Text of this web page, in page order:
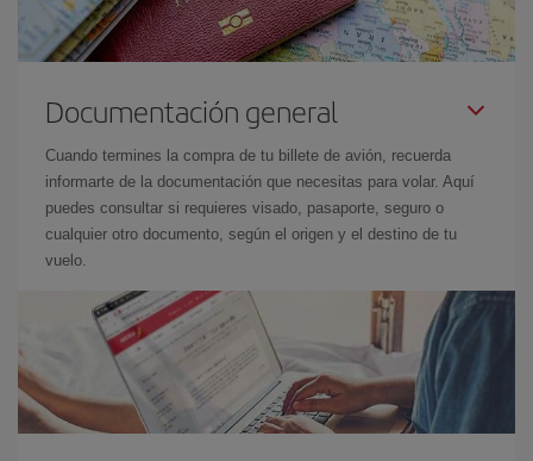
Documentación general
Cuando termines la compra de tu billete de avión, recuerda
informarte de la documentación que necesitas para volar. Aquí
puedes consultar si requieres visado, pasaporte, seguro o
cualquier otro documento, según el origen y el destino de tu
vuelo.